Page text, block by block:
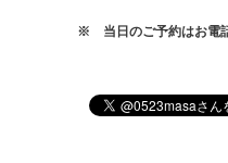
※ 当日のご予約はお電